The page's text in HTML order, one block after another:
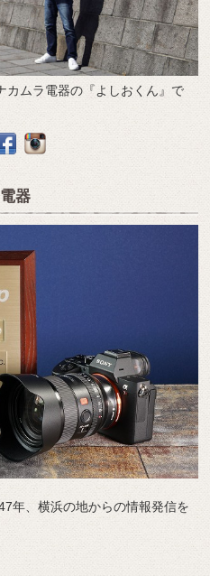
カムラ電器の『よしおくん』で
器
年、横浜の地からの情報発信を